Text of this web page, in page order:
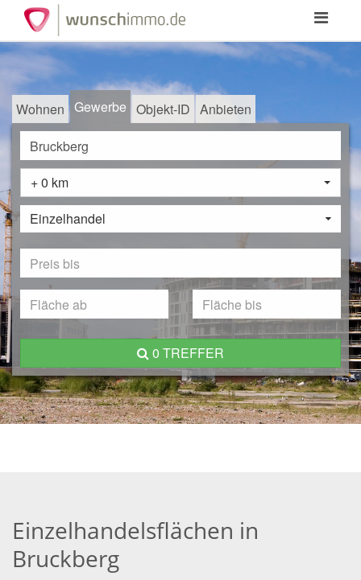
Toggle
Wohnen Gewerbe Objekt-ID Anbieten
+ 0 km
Einzelhandel
0 TREFFER
Einzelhandelsflächen in
Bruckberg